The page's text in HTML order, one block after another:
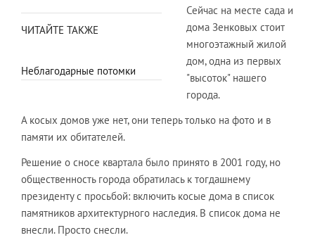
ЧИТАЙТЕ ТАКЖЕ
Неблагодарные потомки
Сейчас на месте сада и
дома Зенковых стоит
многоэтажный жилой
дом, одна из первых
"высоток" нашего
города.
А косых домов уже нет, они теперь только на фото и в
памяти их обитателей.
Решение о сносе квартала было принято в 2001 году, но
общественность города обратилась к тогдашнему
президенту с просьбой: включить косые дома в список
памятников архитектурного наследия. В список дома не
внесли. Просто снесли.